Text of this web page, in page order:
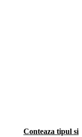
Conteaza tipul si